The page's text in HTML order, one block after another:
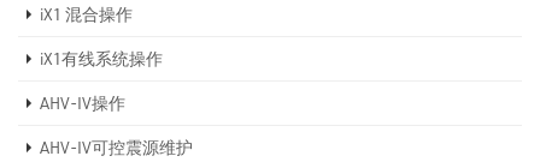
iX1 混合操作
iX1有线系统操作
AHV-IV操作
AHV-IV可控震源维护